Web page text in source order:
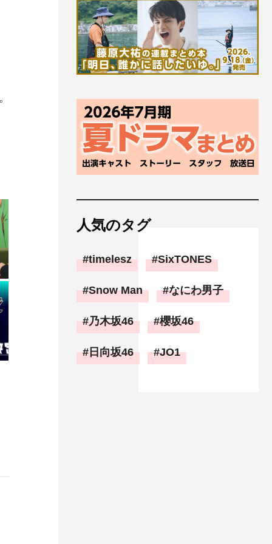
人気のタグ
timelesz SixTONES
Snow Man なにわ男子
乃木坂46 櫻坂46
日向坂46 JO1